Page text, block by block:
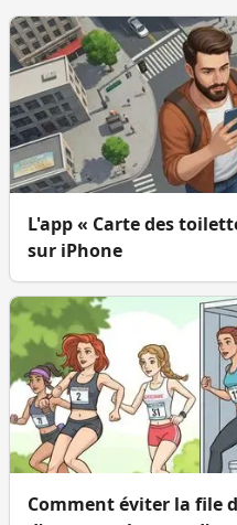
L'app « Carte des
sur iPhone
Comment éviter la file